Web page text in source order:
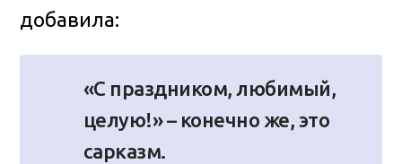
добавила:
«С праздником, любимый,
целую!» – конечно же, это
сарказм.